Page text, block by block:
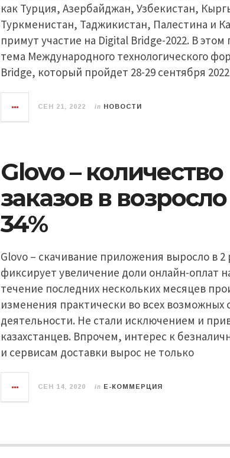
как Турция, Азербайджан, Узбекистан,
Туркменистан, Таджикистан, Палестина и
примут участие на Digital Bridge-2022. В этом
тема Международного технологического
Bridge, который пройдет 28-29 сентября 2022
СЕН 21, 2022 in НОВОСТИ
Glovo – количество
заказов в
34%
Glovo – скачивание приложения выросло в 2
фиксирует увеличение доли онлайн-оплат
течение последних нескольких месяцев
изменения практически во всех возможных
деятельности. Не стали исключением и
казахстанцев. Впрочем, интерес к
и сервисам доставки вырос не только
СЕН 14, 2020 in E-КОММЕРЦИЯ